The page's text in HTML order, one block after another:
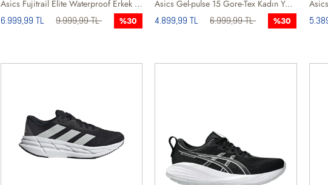
Asics Fujitrail Elite Waterproof Erkek Koşu Ceketi
6.999,99 TL 9.999,99 TL %30
Asics Gel-pulse 15 Gore-Tex Kadın Yol Koşusu Ayakkabısı
4.899,99 TL 6.999,99 TL %30